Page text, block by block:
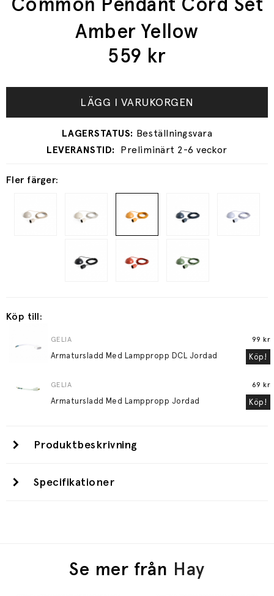
Amber Yellow
559 kr
Fler färger:
LÄGG I VARUKORGEN
Preliminärt 2-6 veckor
Köp till:
GELIA
Armatursladd Med Lamppropp DCL Jordad
99 kr
Köp!
GELIA
Armatursladd Med Lamppropp Jordad
69 kr
Köp!
Produktbeskrivning
Specifikationer
Se mer från Hay